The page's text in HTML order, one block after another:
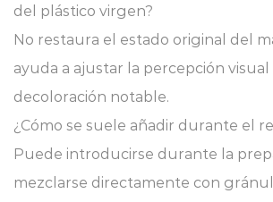
del plástico virgen?
No restaura el estado original del
ayuda a ajustar la percepción
decoloración notable.
¿Cómo se suele añadir durante el
Puede introducirse durante la
mezclarse directamente con